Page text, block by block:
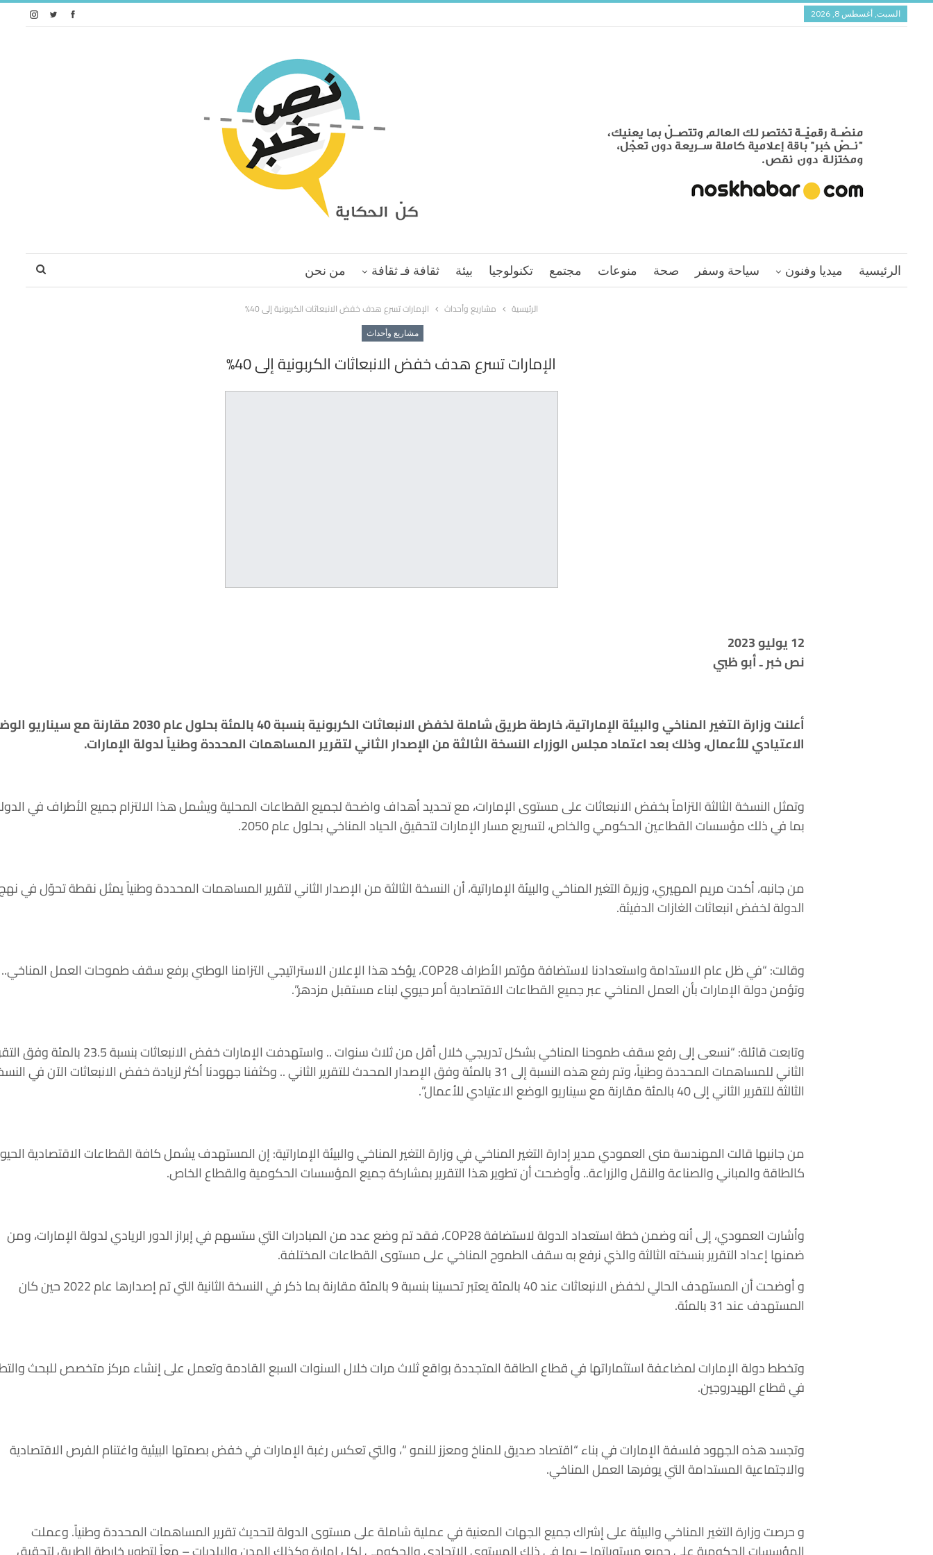
السبت, أغسطس 8, 2026
الرئيسية ميديا وفنون سياحة وسفر صحة منوعات مجتمع تكنولوجيا بيئة ثقافة فـ ثقافة من نحن
الرئيسية مشاريع وأحداث الإمارات تسرع هدف خفض الانبعاثات الكربونية إلى 40%
مشاريع وأحداث
الإمارات تسرع هدف خفض الانبعاثات الكربونية إلى 40%
12 يوليو 2023
نص خبر ـ أبو ظبي
أعلنت وزارة التغير المناخي والبيئة الإماراتية، خارطة طريق شاملة لخفض الانبعاثات الكربونية بنسبة 40 بالمئة بحلول عام 2030 مقارنة
الاعتيادي للأعمال، وذلك بعد اعتماد مجلس الوزراء النسخة الثالثة من الإصدار الثاني لتقرير المساهمات المحددة وطنياً لدولة الإمارات.
وتمثل النسخة الثالثة التزاماً بخفض الانبعاثات على مستوى الإمارات، مع تحديد أهداف واضحة لجميع القطاعات المحلية ويشمل هذا الالتزام جميع الأطراف في
بما في ذلك مؤسسات القطاعين الحكومي والخاص، لتسريع مسار الإمارات لتحقيق الحياد المناخي بحلول عام 2050.
من جانبه، أكدت مريم المهيري، وزيرة التغير المناخي والبيئة الإماراتية، أن النسخة الثالثة من الإصدار الثاني لتقرير المساهمات المحددة وطنياً يمثل نقطة تحوّل في
الدولة لخفض انبعاثات الغازات الدفيئة.
وقالت: “في ظل عام الاستدامة واستعدادنا لاستضافة مؤتمر الأطراف COP28، يؤكد هذا الإعلان الاستراتيجي التزامنا الوطني برفع سقف طموحات العمل المناخي..
وتؤمن دولة الإمارات بأن العمل المناخي عبر جميع القطاعات الاقتصادية أمر حيوي لبناء مستقبل مزدهر”.
وتابعت قائلة: “نسعى إلى رفع سقف طموحنا المناخي بشكل تدريجي خلال أقل من ثلاث سنوات .. واستهدفت الإمارات خفض الانبعاثات بنسبة
الثاني للمساهمات المحددة وطنياً، وتم رفع هذه النسبة إلى 31 بالمئة وفق الإصدار المحدث للتقرير الثاني .. وكثفنا جهودنا أكثر لزيادة خفض الانبعاثات الآن في
الثالثة للتقرير الثاني إلى 40 بالمئة مقارنة مع سيناريو الوضع الاعتيادي للأعمال”.
من جانبها قالت المهندسة منى العمودي مدير إدارة التغير المناخي في وزارة التغير المناخي والبيئة الإماراتية: إن المستهدف يشمل كافة القطاعات الاقتصادية
كالطاقة والمباني والصناعة والنقل والزراعة.. وأوضحت أن تطوير هذا التقرير بمشاركة جميع المؤسسات الحكومية والقطاع الخاص.
وأشارت العمودي، إلى أنه وضمن خطة استعداد الدولة لاستضافة COP28، فقد تم وضع عدد من المبادرات التي ستسهم في إبراز الدور الريادي لدولة الإمارات، ومن
ضمنها إعداد التقرير بنسخته الثالثة والذي نرفع به سقف الطموح المناخي على مستوى القطاعات المختلفة.
و أوضحت أن المستهدف الحالي لخفض الانبعاثات عند 40 بالمئة يعتبر تحسينا بنسبة 9 بالمئة مقارنة بما ذكر في النسخة الثانية التي تم إصدارها عام 2022 حين كان
المستهدف عند 31 بالمئة.
وتخطط دولة الإمارات لمضاعفة استثماراتها في قطاع الطاقة المتجددة بواقع ثلاث مرات خلال السنوات السبع القادمة وتعمل على إنشاء مركز متخصص للبحث
في قطاع الهيدروجين.
وتجسد هذه الجهود فلسفة الإمارات في بناء “اقتصاد صديق للمناخ ومعزز للنمو “، والتي تعكس رغبة الإمارات في خفض بصمتها البيئية واغتنام الفرص الاقتصادية
والاجتماعية المستدامة التي يوفرها العمل المناخي.
و حرصت وزارة التغير المناخي والبيئة على إشراك جميع الجهات المعنية في عملية شاملة على مستوى الدولة لتحديث تقرير المساهمات المحددة وطنياً. وعملت